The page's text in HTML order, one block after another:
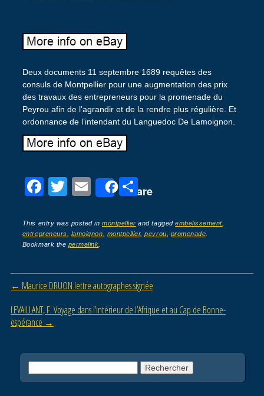
Deux documents 11 septembre 1689 requêtes des
consuls de Montpellier pour une augmentation des prix
des travaux des entrepreneurs pour la promenade du
Peyrou afin de l’agrandir et de la rendre plus régulière. Et
ordonnance de l’intendant du Languedoc De Lamoignon.
F
c
e
o
k
T
tt
er
E
ail
Share
P
ta
g
This entry was posted inmontpellier and taggedembelissement,
entrepreneurs
lamoignon montpellier,peyrou promenade
Bookmark the permalink
Post navigation
← Maurice DRUON lettre autographes signée
LEVAILLANT, F. Voyage dans l’intérieur de l’Afrique et au Cap de Bonne-
espérance →